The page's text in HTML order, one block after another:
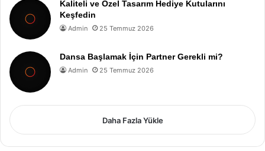
Kaliteli ve Özel Tasarım Hediye Kutularını
Keşfedin
Admin 25 Temmuz 2026
Dansa Başlamak İçin Partner Gerekli mi?
Admin 25 Temmuz 2026
Daha Fazla Yükle